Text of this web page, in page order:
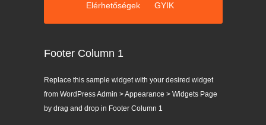
Elérhetőségek GYIK
Footer Column 1
Replace this sample widget with your desired widget
from WordPress Admin > Appearance > Widgets Page
by drag and drop in Footer Column 1